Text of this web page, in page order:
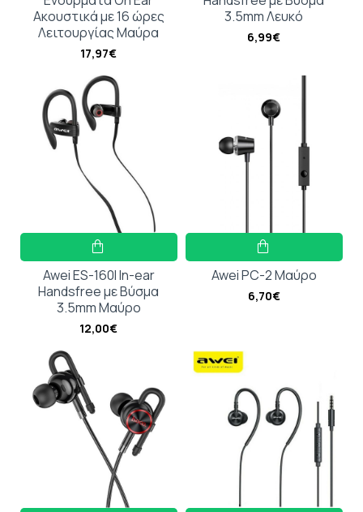
Ακουστικά με 16 ώρες
Λειτουργίας Μαύρα
17,97€
3.5mm Λευκό
6,99€
Awei ES-160I In-ear
Handsfree με Βύσμα
3.5mm Μαύρο
12,00€
Awei PC-2 Μαύρο
6,70€